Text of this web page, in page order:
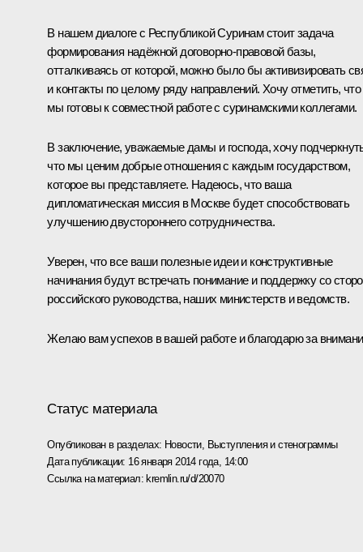
В нашем диалоге с Республикой Суринам стоит задача
формирования надёжной договорно-правовой базы,
отталкиваясь от которой, можно было бы активизировать
и контакты по целому ряду направлений. Хочу отметить, что
мы готовы к совместной работе с суринамскими коллегами.
В заключение, уважаемые дамы и господа, хочу
что мы ценим добрые отношения с каждым государством,
которое вы представляете. Надеюсь, что ваша
дипломатическая миссия в Москве будет способствовать
улучшению двустороннего сотрудничества.
Уверен, что все ваши полезные идеи и конструктивные
начинания будут встречать понимание и поддержку со
российского руководства, наших министерств и ведомств.
Желаю вам успехов в вашей работе и благодарю за
Статус материала
Опубликован в разделах: Новости, Выступления и стенограммы
Дата публикации: 16 января 2014 года, 14:00
Ссылка на материал: kremlin.ru/d/20070